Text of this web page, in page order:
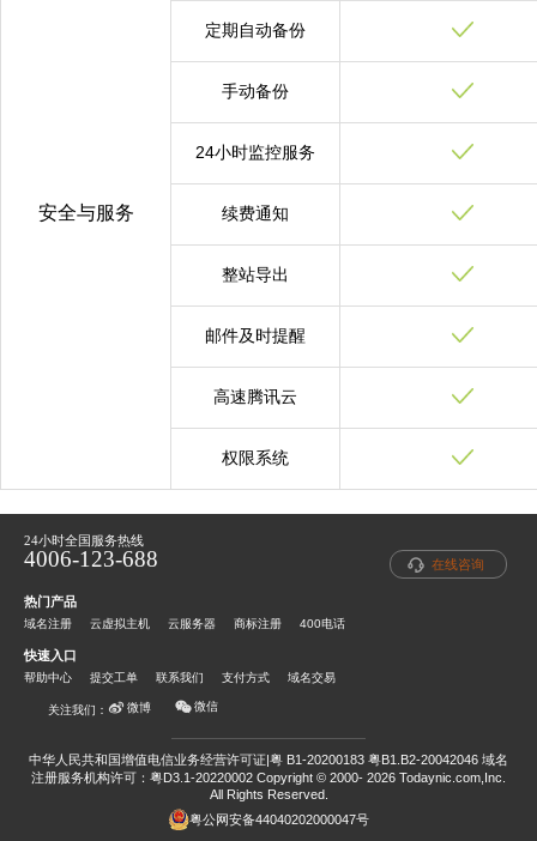
安全与服务
定期自动备份
手动备份
24小时监控服务
续费通知
整站导出
邮件及时提醒
高速腾讯云
权限系统
24小时全国服务热线
4006-123-688 在线咨询
热门产品
域名注册 云虚拟主机 云服务器 商标注册 400电话
快速入口
帮助中心 提交工单 联系我们 支付方式 域名交易
关注我们： 微博 微信
中华人民共和国增值电信业务经营许可证|粤 B1-20200183 粤B1.B2-20042046 域名
注册服务机构许可：粤D3.1-20220002 Copyright © 2000- 2026 Todaynic.com,Inc.
All Rights Reserved.
粤公网安备44040202000047号